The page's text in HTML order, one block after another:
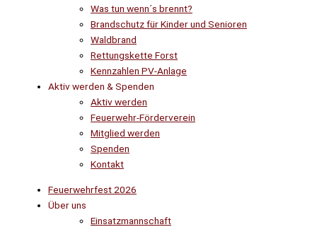
Was tun wenn´s brennt?
Brandschutz für Kinder und Senioren
Waldbrand
Rettungskette Forst
Kennzahlen PV-Anlage
Aktiv werden & Spenden
Aktiv werden
Feuerwehr-Förderverein
Mitglied werden
Spenden
Kontakt
Feuerwehrfest 2026
Über uns
Einsatzmannschaft